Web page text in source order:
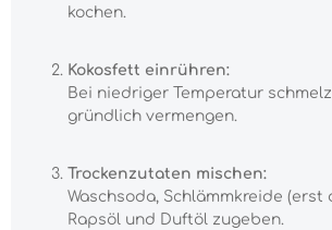
kochen.
Kokosfett einrühren:
Bei niedriger Temperatur
gründlich vermengen.
Trockenzutaten mischen:
Waschsoda, Schlämmkreide (erst
Rapsöl und Duftöl zugeben.